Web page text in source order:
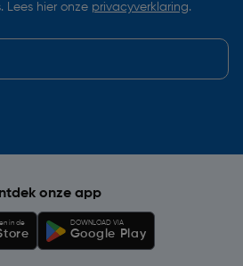
Lees hier onze privacyverklaring.
onze app
in de DOWNLOAD VIA
Google Play